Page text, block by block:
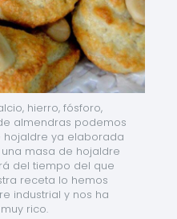
hierro, fósforo,
almendras podemos
ya elaborada
masa de hojaldre
del tiempo del que
receta lo hemos
industrial y nos ha
rico.